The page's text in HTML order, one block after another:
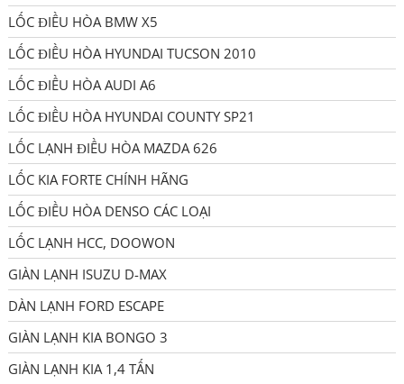
LỐC ĐIỀU HÒA BMW X5
LỐC ĐIỀU HÒA HYUNDAI TUCSON 2010
LỐC ĐIỀU HÒA AUDI A6
LỐC ĐIỀU HÒA HYUNDAI COUNTY SP21
LỐC LẠNH ĐIỀU HÒA MAZDA 626
LỐC KIA FORTE CHÍNH HÃNG
LỐC ĐIỀU HÒA DENSO CÁC LOẠI
LỐC LẠNH HCC, DOOWON
GIÀN LẠNH ISUZU D-MAX
DÀN LẠNH FORD ESCAPE
GIÀN LẠNH KIA BONGO 3
GIÀN LẠNH KIA 1,4 TẤN